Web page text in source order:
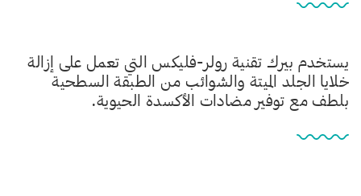
يستخدم بيرك تقنية رولر-فليكس التي تعمل على إزالة
خلايا الجلد الميتة والشوائب من الطبقة السطحية
بلطف مع توفير مضادات الأكسدة الحيوية.